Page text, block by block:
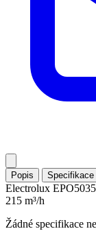
Popis Specifikace
Electrolux
215 m³/h
Žádné specifikace